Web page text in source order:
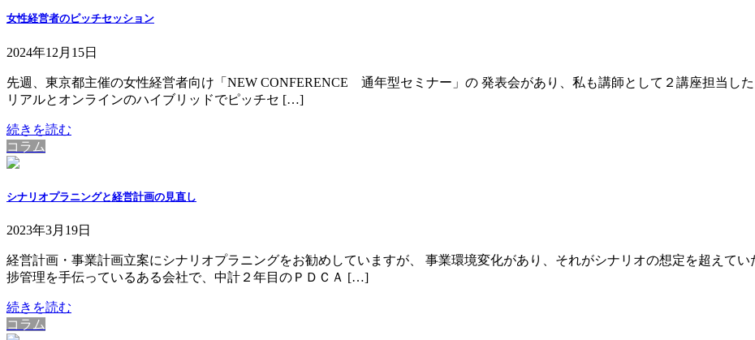
女性経営者のピッチセッション
2024年12月15日
先週、東京都主催の女性経営者向け「NEW CONFERENCE 通年型セミナー」の 発表会があり、私も講師として２講座担当し
リアルとオンラインのハイブリッドでピッチセ […]
続きを読む
コラム
シナリオプラニングと経営計画の見直し
2023年3月19日
経営計画・事業計画立案にシナリオプラニングをお勧めしていますが、 事業環境変化があり、それがシナリオの想定を超えて
捗管理を手伝っているある会社で、中計２年目のＰＤＣＡ […]
続きを読む
コラム